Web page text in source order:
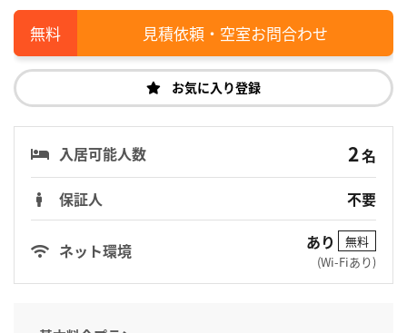
見積依頼・空室お問合わせ
お気に入り登録
入居可能人数 2名
保証人
不要
ネット環境 あり
無料
(Wi-Fiあり)